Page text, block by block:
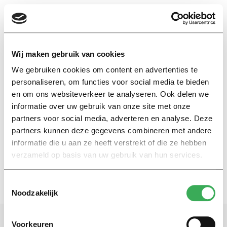
Wij maken gebruik van cookies
We gebruiken cookies om content en advertenties te
personaliseren, om functies voor social media te bieden
en om ons websiteverkeer te analyseren. Ook delen we
informatie over uw gebruik van onze site met onze
partners voor social media, adverteren en analyse. Deze
partners kunnen deze gegevens combineren met andere
informatie die u aan ze heeft verstrekt of die ze hebben
verzameld op basis van uw gebruik van hun services.
Noodzakelijk
Voorkeuren
EN
zeep
Column
Zeep gaat in het zeepbakje
03 februari 2021